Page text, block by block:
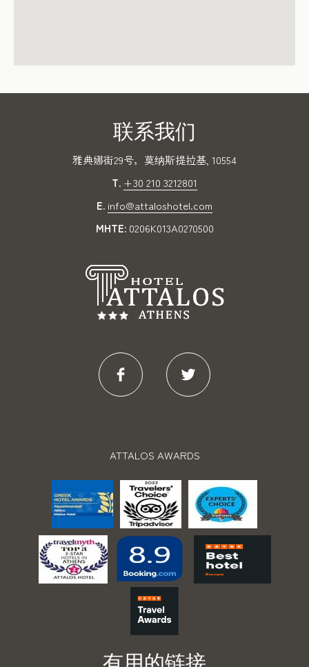
联系我们
雅典娜街29号，莫纳斯提拉基, 10554
T. +30 210 3212801
E. info@attaloshotel.com
MHTE: 0206K013A0270500
ATTALOS AWARDS